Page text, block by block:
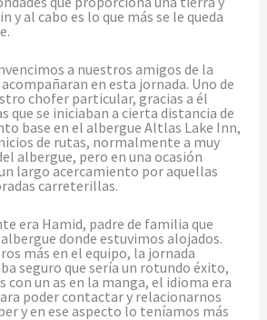
y al cabo es lo que más se le queda
a nuestros amigos de la
en esta jornada. Uno de
chofer particular, gracias a él
que se iniciaban a cierta distancia de
base en el albergue Altlas Lake Inn,
de rutas, normalmente a muy
albergue, pero en una ocasión
largo acercamiento por aquellas
carreterillas.
era Hamid, padre de familia que
donde estuvimos alojados.
más en el equipo, la jornada
seguro que sería un rotundo éxito,
con un as en la manga, el idioma era
poder contactar y relacionarnos
y en ese aspecto lo teníamos más